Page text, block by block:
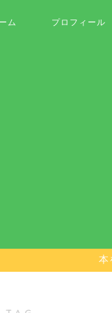
ム プロフィール
本